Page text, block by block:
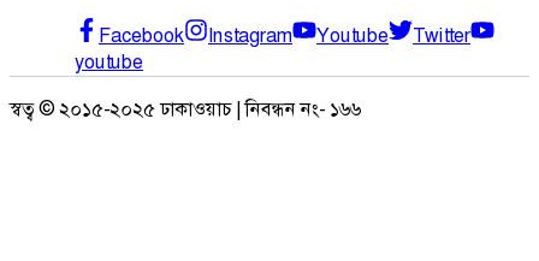
Facebook Instagram Youtube
Twitter
youtube
স্বত্ব © ২০১৫-২০২৫ ঢাকাওয়াচ | নিবন্ধন নং- ১৬৬